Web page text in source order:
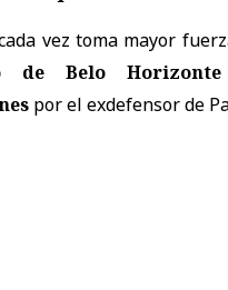
vez toma mayor
de Belo Horizonte
por el exdefensor de